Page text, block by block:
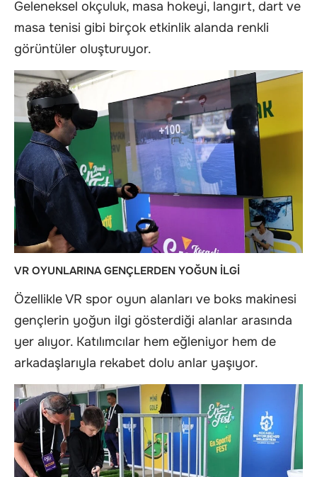
Geleneksel okçuluk, masa hokeyi, langırt, dart ve
masa tenisi gibi birçok etkinlik alanda renkli
görüntüler oluşturuyor.
VR OYUNLARINA GENÇLERDEN YOĞUN İLGİ
Özellikle VR spor oyun alanları ve boks makinesi
gençlerin yoğun ilgi gösterdiği alanlar arasında
yer alıyor. Katılımcılar hem eğleniyor hem de
arkadaşlarıyla rekabet dolu anlar yaşıyor.